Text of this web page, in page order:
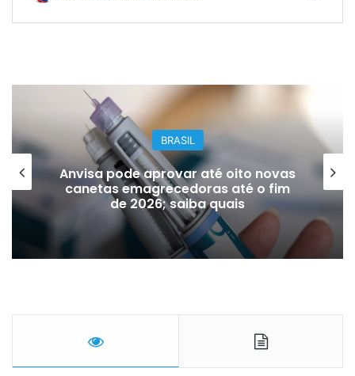
até oito novas
até o fim
quais
BRASIL
Bilhete premiado
milhões é